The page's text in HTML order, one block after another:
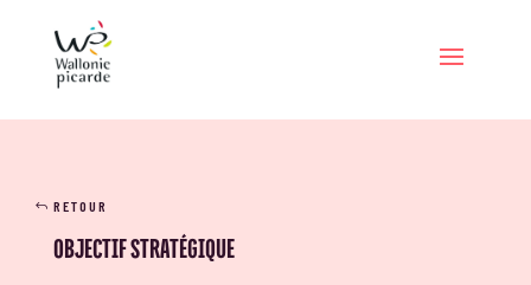
RETOUR
OBJECTIF STRATÉGIQUE